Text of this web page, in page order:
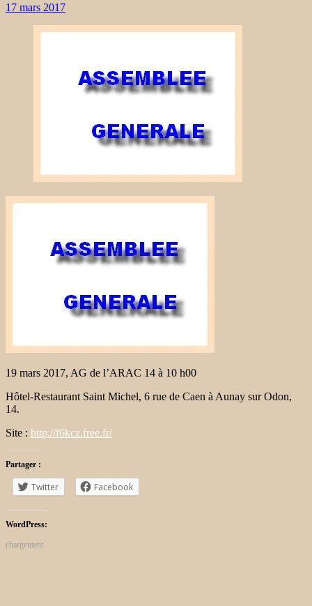
17 mars 2017
19 mars 2017, AG de l’ARAC 14 à 10 h00
Hôtel-Restaurant Saint Michel, 6 rue de Caen à Aunay sur Odon,
14.
Site : http://f6kcz.free.fr/
Partager :
Twitter Facebook
WordPress:
chargement…